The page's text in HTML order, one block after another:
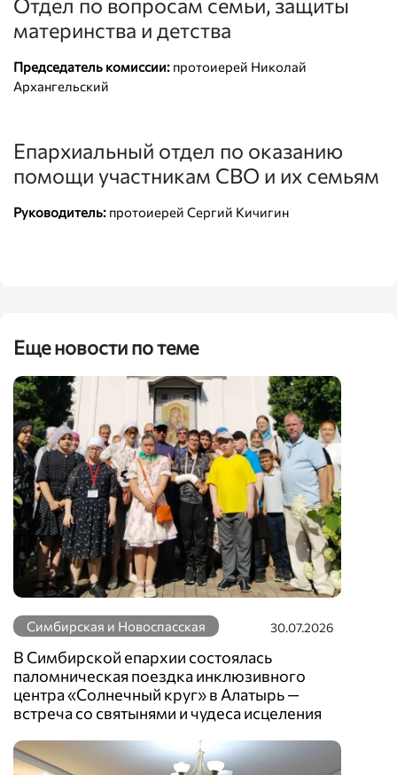
материнства и детства
Председатель комиссии: протоиерей Николай
Архангельский
Епархиальный отдел по оказанию
помощи участникам СВО и их семьям
Руководитель: протоиерей Сергий Кичигин
Еще новости по теме
Симбирская и Новоспасская 30.07.2026
В Симбирской епархии состоялась
паломническая поездка инклюзивного
центра «Солнечный круг» в Алатырь —
встреча со святынями и чудеса исцеления